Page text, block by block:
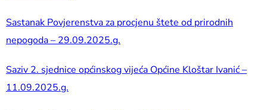
Sastanak Povjerenstva za procjenu štete od prirodnih
nepogoda – 29.09.2025.g.
Saziv 2. sjednice općinskog vijeća Općine Kloštar Ivanić –
11.09.2025.g.